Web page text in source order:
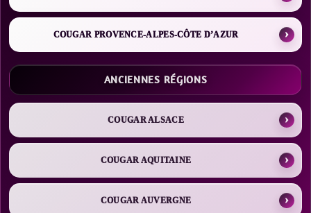
COUGAR PROVENCE-ALPES-CÔTE D’AZUR
ANCIENNES RÉGIONS
COUGAR ALSACE
COUGAR AQUITAINE
COUGAR AUVERGNE